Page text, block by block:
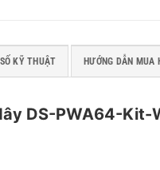
KỸ THUẬT HƯỚNG DẪN MUA
DS-PWA64-Kit-